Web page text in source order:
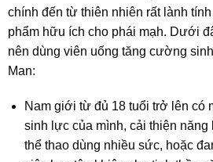
chính đến từ thiên nhiên rất lành
phẩm hữu ích cho phái mạh. Dưới
nên dùng viên uống tăng cường
Man:
Nam giới từ đủ 18 tuổi trở lên có
sinh lực của mình, cải thiện
thể thao dùng nhiều sức, hoặc